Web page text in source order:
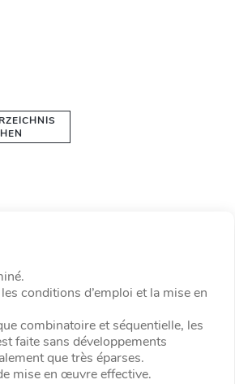
conditions d’emploi et la mise en
combinatoire et séquentielle, les
faite sans développements
que très éparses.
mise en œuvre effective.